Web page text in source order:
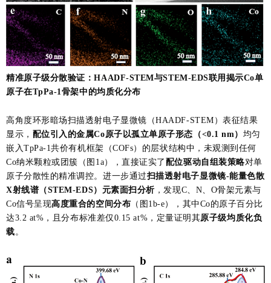
精准原子级分散验证：HAADF-STEM与STEM-EDS联用揭示Co单
原子在TpPa-1骨架中的均质化分布
高角度环形暗场扫描透射电子显微镜（HAADF-STEM）表征结果
显示， 配位引入的金属Co原子以孤立单原子形态（<0.1 nm） 均匀
嵌入TpPa-1共价有机框架（COFs）的层状结构中，未观测到任何
Co纳米颗粒或团簇（图1a），直接证实了 配位驱动自组装策略对单
原子分散性的精准调控。进一步通过扫描透射电子显微镜-能量色散
X射线谱（STEM-EDS）元素面扫分析，发现C、N、O骨架元素与
Co信号呈现高度重合的空间分布 （图1b-e），其中Co的原子百分比
达3.2 at%，且分布标准差仅0.15 at%，定量证明其原子级均质化负
载。